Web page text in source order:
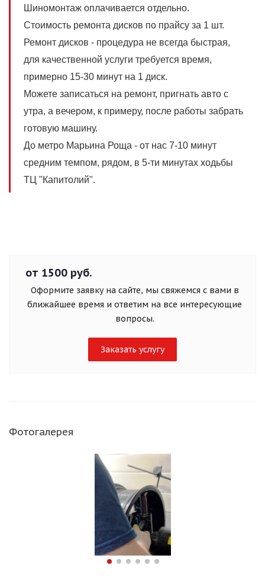
Шиномонтаж оплачивается отдельно.
Стоимость ремонта дисков по прайсу за 1 шт.
Ремонт дисков - процедура не всегда быстрая,
для качественной услуги требуется время,
примерно 15-30 минут на 1 диск.
Можете записаться на ремонт, пригнать авто с
утра, а вечером, к примеру, после работы забрать
готовую машину.
До метро Марьина Роща - от нас 7-10 минут
средним темпом, рядом, в 5-ти минутах ходьбы
ТЦ "Капитолий".
от 1500 руб.
Оформите заявку на сайте, мы свяжемся с вами в
ближайшее время и ответим на все интересующие
вопросы.
Заказать услугу
Фотогалерея